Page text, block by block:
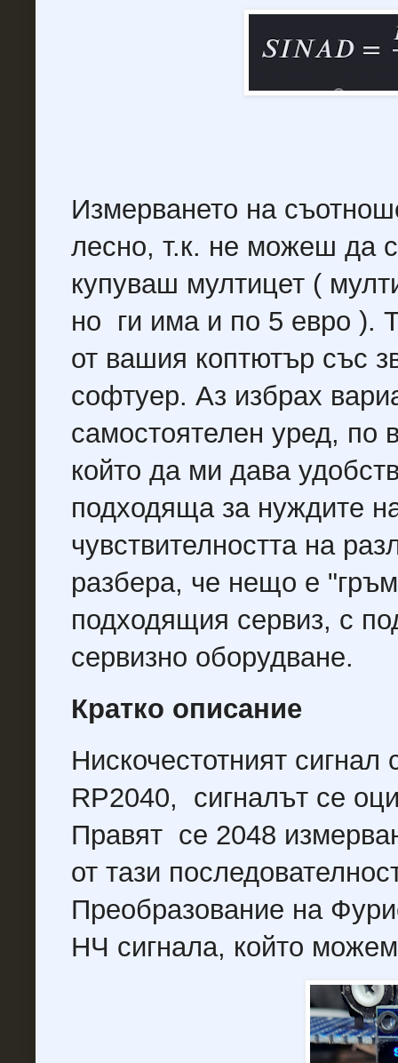
Измерването на
лесно, т.к. не можеш да
купуваш мултицет (
но ги има и по 5 евро ).
от вашия коптютър със
софтуер. Аз избрах
самостоятелен уред, по
който да ми дава
подходяща за нуждите
чувствителността на
разбера, че нещо е
подходящия сервиз, с
сервизно оборудване.
Кратко описание
Нискочестотният
RP2040, сигналът се
Правят се 2048
от тази
Преобразование на
НЧ сигнала, който